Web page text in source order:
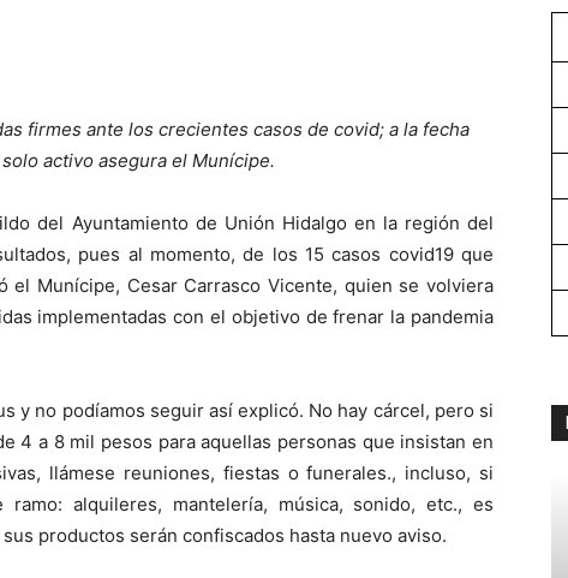
firmes ante los crecientes casos de covid; a la fecha
activo asegura el Munícipe.
del Ayuntamiento de Unión Hidalgo en la región del
pues al momento, de los 15 casos covid19 que
el Munícipe, Cesar Carrasco Vicente, quien se volviera
implementadas con el objetivo de frenar la pandemia
y no podíamos seguir así explicó. No hay cárcel, pero si
4 a 8 mil pesos para aquellas personas que insistan en
llámese reuniones, fiestas o funerales., incluso, si
alquileres, mantelería, música, sonido, etc., es
productos serán confiscados hasta nuevo aviso.